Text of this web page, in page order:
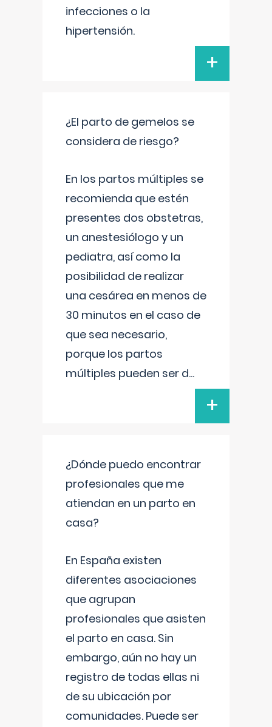
infecciones o la
hipertensión.
+
¿El parto de gemelos se
considera de riesgo?
En los partos múltiples se
recomienda que estén
presentes dos obstetras,
un anestesiólogo y un
pediatra, así como la
posibilidad de realizar
una cesárea en menos de
30 minutos en el caso de
que sea necesario,
porque los partos
múltiples pueden ser d...
+
¿Dónde puedo encontrar
profesionales que me
atiendan en un parto en
casa?
En España existen
diferentes asociaciones
que agrupan
profesionales que asisten
el parto en casa. Sin
embargo, aún no hay un
registro de todas ellas ni
de su ubicación por
comunidades. Puede ser